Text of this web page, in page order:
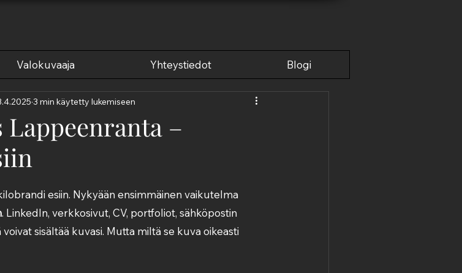
Valokuvaaja Yhteystiedot Blogi
–
3 min käytetty lukemiseen
esiin. Nykyään ensimmäinen vaikutelma
. LinkedIn, verkkosivut, CV, portfoliot, sähköpostin
sisältää kuvasi. Mutta miltä se kuva oikeasti